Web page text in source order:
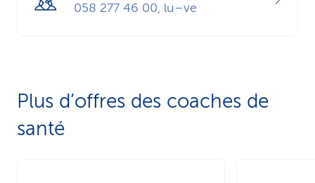
058 277 46 00, lu–ve
Plus d’offres des coaches de
santé